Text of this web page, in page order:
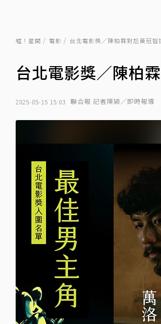
噓！星聞 電影 台北電影獎／陳柏霖對尬黃冠
台北電影獎／陳柏
2025-05-15 15:03 聯合報 記者陳穎／即時報導